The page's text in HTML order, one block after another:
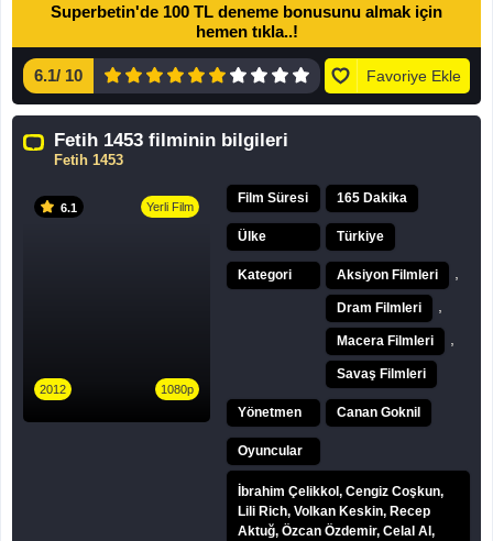
Superbetin'de 100 TL deneme bonusunu almak için
hemen tıkla..!
6.1/ 10 Favoriye Ekle
Fetih 1453 filminin bilgileri
Fetih 1453
6.1 Yerli Film
2012 1080p
Film Süresi 165 Dakika
Ülke Türkiye
Kategori Aksiyon Filmleri
Dram Filmleri
Macera Filmleri
Savaş Filmleri
Yönetmen Canan Goknil
Oyuncular
İbrahim Çelikkol, Cengiz Coşkun,
Lili Rich, Volkan Keskin, Recep
Aktuğ, Özcan Özdemir, Celal Al,